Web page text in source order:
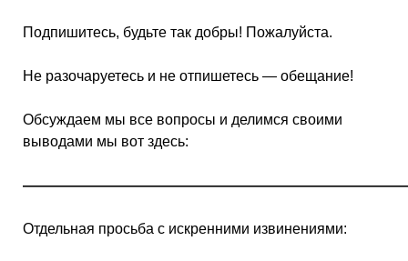
Подпишитесь, будьте так добры! Пожалуйста.
Не разочаруетесь и не отпишетесь — обещание!
Обсуждаем мы все вопросы и делимся своими
выводами мы вот здесь:
Отдельная просьба с искренними извинениями: